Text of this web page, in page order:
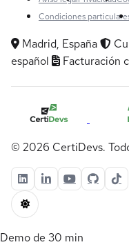
Condiciones
Madrid, España
español
Facturación
© 2026 CertiDevs.
Demo de 30 min